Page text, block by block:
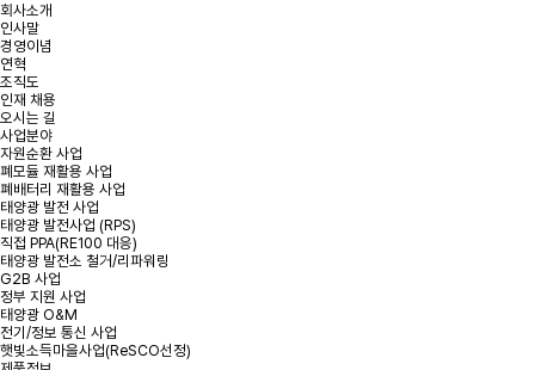
회사소개
인사말
경영이념
연혁
조직도
인재 채용
오시는 길
사업분야
자원순환 사업
폐모듈 재활용 사업
폐배터리 재활용 사업
태양광 발전 사업
태양광 발전사업 (RPS)
직접 PPA(RE100 대응)
태양광 발전소 철거/리파워링
G2B 사업
정부 지원 사업
태양광 O&M
전기/정보 통신 사업
햇빛소득마을사업(ReSCO선정)
*
*
*용량
*연락처
*지역 또는 주소